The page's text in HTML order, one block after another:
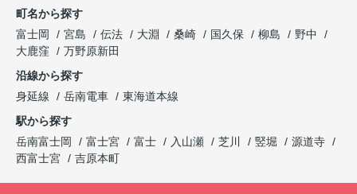
町名から探す
富士岡
宮島 伝法 大淵 桑崎 国久保 柳島
野中
大鹿窪
万野原新田
沿線から探す
身延線
岳南電車
東海道本線
駅から探す
岳南富士岡
富士宮 富士 入山瀬 芝川 竪堀
源道寺
西富士宮
吉原本町